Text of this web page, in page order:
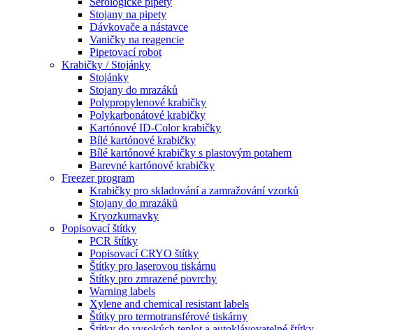
Stojany na pipety
Dávkovače a nástavce
Vaničky na reagencie
Pipetovací robot
Krabičky / Stojánky
Stojánky
Stojany do mrazáků
Polypropylenové krabičky
Polykarbonátové krabičky
Kartónové ID-Color krabičky
Bílé kartónové krabičky
Bílé kartónové krabičky s plastovým potahem
Barevné kartónové krabičky
Freezer program
Krabičky pro skladování a zamražování vzorků
Stojany do mrazáků
Kryozkumavky
Popisovací štítky
PCR štítky
Popisovací CRYO štítky
Štítky pro laserovou tiskárnu
Štítky pro zmrazené povrchy
Warning labels
Xylene and chemical resistant labels
Štítky pro termotransférové tiskárny